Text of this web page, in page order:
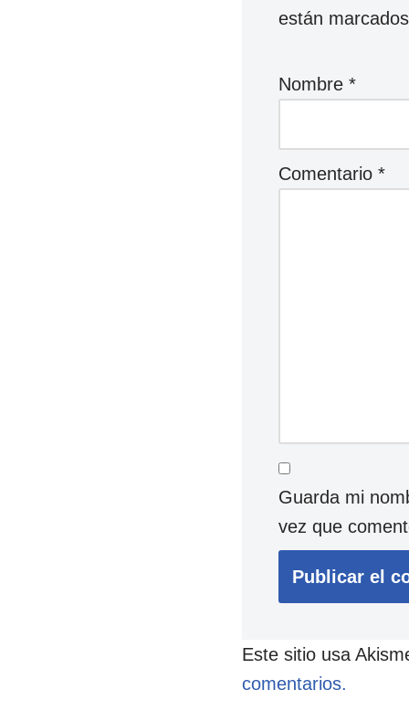
están
Nombre*
Comentario*
Guarda mi
vez que
Este sitio usa
comentarios.